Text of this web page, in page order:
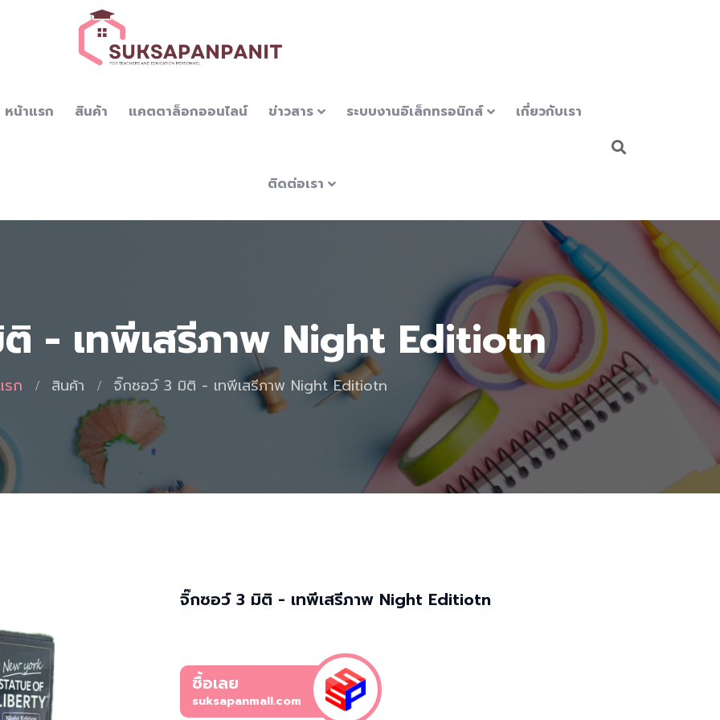
หน้าแรก สินค้า แคตตาล็อกออนไลน์ ข่าวสาร ระบบงานอิเล็กทรอนิกส์ เกี่ยวกับเรา
ติดต่อเรา
- เทพีเสรีภาพ Night Editiotn
รก สินค้า จิ๊กซอว์ 3 มิติ - เทพีเสรีภาพ Night Editiotn
จิ๊กซอว์ 3 มิติ - เทพีเสรีภาพ Night Editiotn
ซื้อเลย
suksapanmall.com